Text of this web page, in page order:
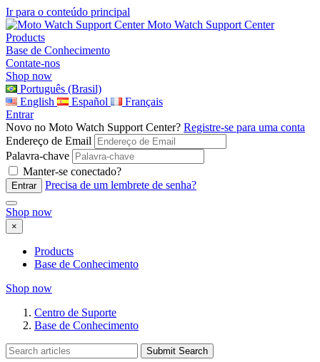
Ir para o conteúdo principal
Moto Watch Support Center
Products
Base de Conhecimento
Contate-nos
Shop now
Português (Brasil)
English
Español
Français
Entrar
Novo no Moto Watch Support Center? Registre-se para uma conta
Endereço de Email
Palavra-chave
Manter-se conectado?
Precisa de um lembrete de senha?
Shop now
×
Products
Base de Conhecimento
Shop now
Centro de Suporte
Base de Conhecimento
Submit Search